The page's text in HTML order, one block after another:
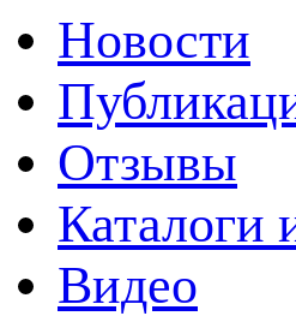
Новости
Отзывы
Каталоги
Видео